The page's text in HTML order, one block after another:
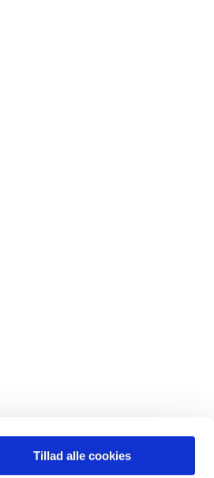
Tillad alle cookies